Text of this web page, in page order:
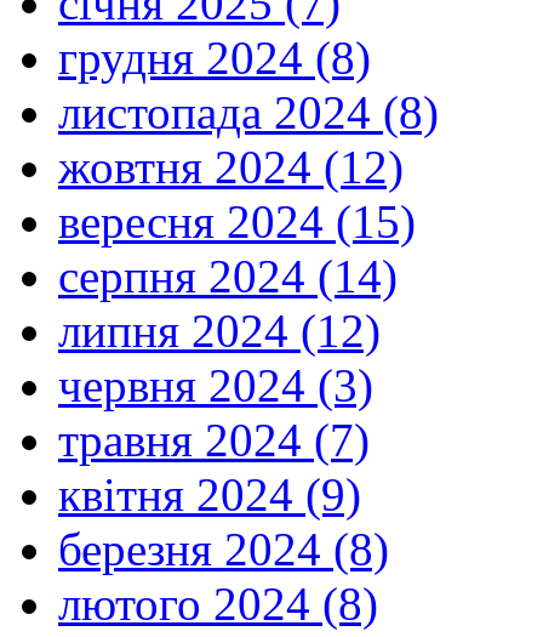
грудня 2024 (8)
листопада 2024 (8)
жовтня 2024 (12)
вересня 2024 (15)
серпня 2024 (14)
липня 2024 (12)
червня 2024 (3)
травня 2024 (7)
квітня 2024 (9)
березня 2024 (8)
лютого 2024 (8)